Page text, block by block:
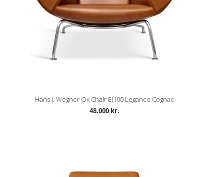
Hans J. Wegner Ox Chair EJ100 Legance Cognac
48.000 kr.